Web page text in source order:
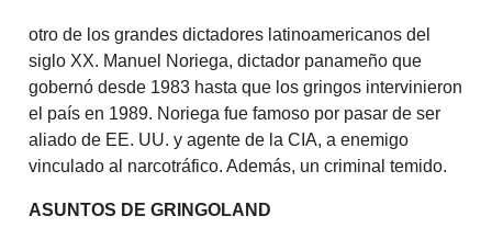
otro de los grandes dictadores latinoamericanos del
siglo XX. Manuel Noriega, dictador panameño que
gobernó desde 1983 hasta que los gringos intervinieron
el país en 1989. Noriega fue famoso por pasar de ser
aliado de EE. UU. y agente de la CIA, a enemigo
vinculado al narcotráfico. Además, un criminal temido.
ASUNTOS DE GRINGOLAND